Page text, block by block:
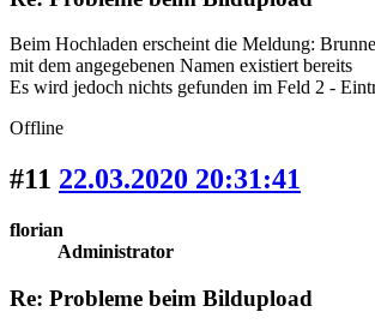
Beim Hochladen erscheint die Meldung:
mit dem angegebenen Namen existiert bereits
Es wird jedoch nichts gefunden im Feld 2 -
Offline
#11 22.03.2020 20:31:41
florian
Administrator
Re: Probleme beim Bildupload